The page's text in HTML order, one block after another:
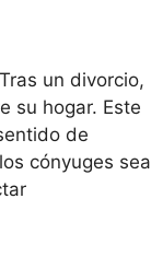
un divorcio,
su hogar. Este
de
cónyuges sea